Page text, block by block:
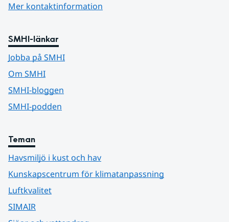
Mer kontaktinformation
SMHI-länkar
Jobba på SMHI
Om SMHI
SMHI-bloggen
SMHI-podden
Teman
Havsmiljö i kust och hav
Kunskapscentrum för klimatanpassning
Luftkvalitet
SIMAIR